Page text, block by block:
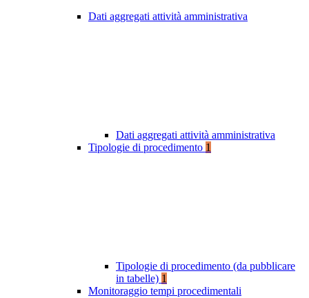
Dati aggregati attività amministrativa
Dati aggregati attività amministrativa
Tipologie di procedimento 1
Tipologie di procedimento (da pubblicare
in tabelle) 1
Monitoraggio tempi procedimentali